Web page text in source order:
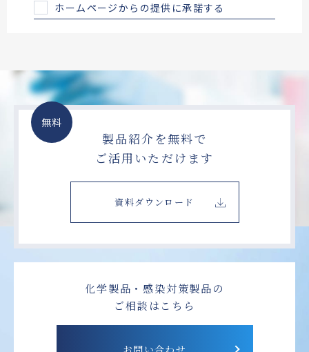
ホームページからの提供に承諾する
無料
製品紹介を無料で
ご活用いただけます
資料ダウンロード
化学製品・感染対策製品の
ご相談はこちら
お問い合わせ